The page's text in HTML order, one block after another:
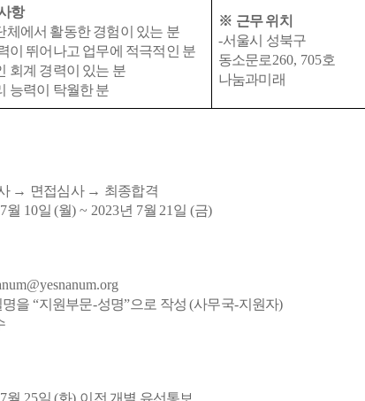
항
체에서 활동한 경험이 있는 분
이 뛰어나고 업무에 적극적인 분
회계 경력이 있는 분
능력이 탁월한 분
※ 근무 위치
-서울시 성북구
동소문로260, 705호
나눔과미래
→ 면접심사 → 최종합격
7월 10일(월) ~ 2023년 7월 21 일 (금)
을 “지원부문-성명”으로 작성(사무국-지원자)
7월 25일(화) 이전 개별 유선통보